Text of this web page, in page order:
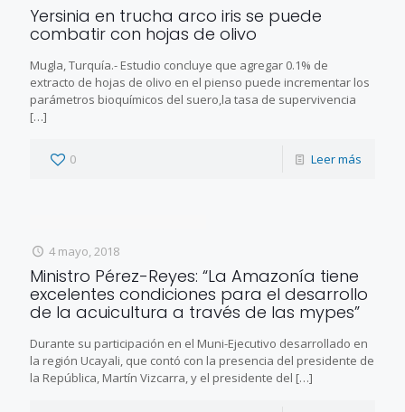
Yersinia en trucha arco iris se puede
combatir con hojas de olivo
Mugla, Turquía.- Estudio concluye que agregar 0.1% de
extracto de hojas de olivo en el pienso puede incrementar los
parámetros bioquímicos del suero,la tasa de supervivencia
[…]
0 Leer más
4 mayo, 2018
Ministro Pérez-Reyes: “La Amazonía tiene
excelentes condiciones para el desarrollo
de la acuicultura a través de las mypes”
Durante su participación en el Muni-Ejecutivo desarrollado en
la región Ucayali, que contó con la presencia del presidente de
la República, Martín Vizcarra, y el presidente del […]